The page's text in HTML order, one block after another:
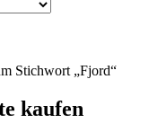
Stichwort „Fjord“
kaufen